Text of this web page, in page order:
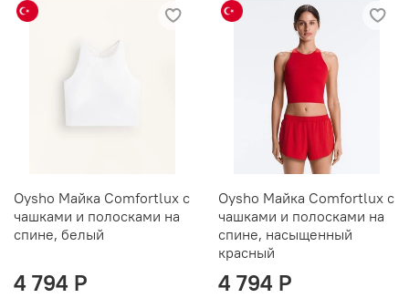
Oysho Майка Comfortlux с
чашками и полосками на
спине, белый
4 794 P
Oysho Майка Comfortlux с
чашками и полосками на
спине, насыщенный
красный
4 794 P